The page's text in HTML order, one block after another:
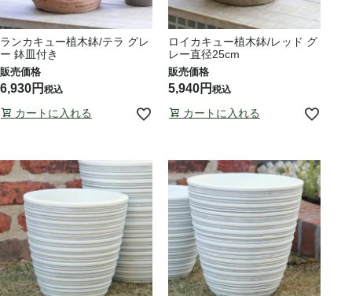
ランカキュー植木鉢/テラ グレ
ー 鉢皿付き
6,930 税込
カートに入れる
ロイカキュー植木鉢/レッド グ
レー直径25cm
5,940 税込
カートに入れる